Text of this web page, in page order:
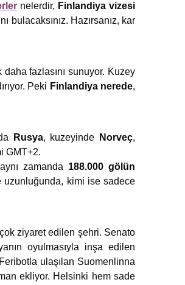
nelerdir, Finlandiya vizesi
bulacaksınız. Hazırsanız, kar
fazlasını sunuyor. Kuzey
Peki Finlandiya nerede,
Rusya, kuzeyinde Norveç,
GMT+2.
zamanda 188.000 gölün
uzunluğunda, kimi ise sadece
ziyaret edilen şehri. Senato
oyulmasıyla inşa edilen
ulaşılan Suomenlinna
ekliyor. Helsinki hem sade